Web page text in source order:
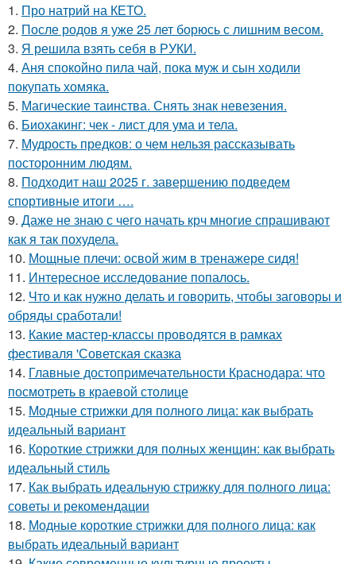
1. Про натрий на КЕТО.
2. После родов я уже 25 лет борюсь с лишним весом.
3. Я решила взять себя в РУКИ.
4. Аня спокойно пила чай, пока муж и сын ходили
покупать хомяка.
5. Магические таинства. Снять знак невезения.
6. Биохакинг: чек - лист для ума и тела.
7. Мудрость предков: о чем нельзя рассказывать
посторонним людям.
8. Подходит наш 2025 г. завершению подведем
спортивные итоги ….
9. Даже не знаю с чего начать крч многие спрашивают
как я так похудела.
10. Мощные плечи: освой жим в тренажере сидя!
11. Интересное исследование попалось.
12. Что и как нужно делать и говорить, чтобы заговоры и
обряды сработали!
13. Какие мастер-классы проводятся в рамках
фестиваля 'Советская сказка
14. Главные достопримечательности Краснодара: что
посмотреть в краевой столице
15. Модные стрижки для полного лица: как выбрать
идеальный вариант
16. Короткие стрижки для полных женщин: как выбрать
идеальный стиль
17. Как выбрать идеальную стрижку для полного лица:
советы и рекомендации
18. Модные короткие стрижки для полного лица: как
выбрать идеальный вариант